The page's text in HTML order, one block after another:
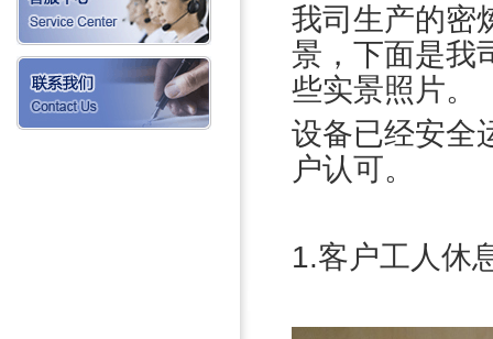
我司生产的密
景，下面是我
些实景照片。
设备已经安全
户认可。
1.客户工人休